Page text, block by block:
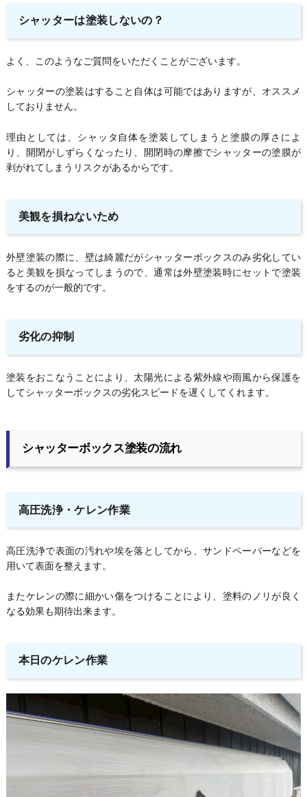
シャッターは塗装しないの？
よく、このようなご質問をいただくことがございます。
シャッターの塗装はすること自体は可能ではありますが、オススメ
しておりません。
理由としては、シャッタ自体を塗装してしまうと塗膜の厚さによ
り、開閉がしずらくなったり、開閉時の摩擦でシャッターの塗膜が
剥がれてしまうリスクがあるからです。
美観を損ねないため
外壁塗装の際に、壁は綺麗だがシャッターボックスのみ劣化してい
ると美観を損なってしまうので、通常は外壁塗装時にセットで塗装
をするのが一般的です。
劣化の抑制
塗装をおこなうことにより、太陽光による紫外線や雨風から保護を
してシャッターボックスの劣化スピードを遅くしてくれます。
シャッターボックス塗装の流れ
高圧洗浄・ケレン作業
高圧洗浄で表面の汚れや埃を落としてから、サンドペーパーなどを
用いて表面を整えます。
またケレンの際に細かい傷をつけることにより、塗料のノリが良く
なる効果も期待出来ます。
本日のケレン作業